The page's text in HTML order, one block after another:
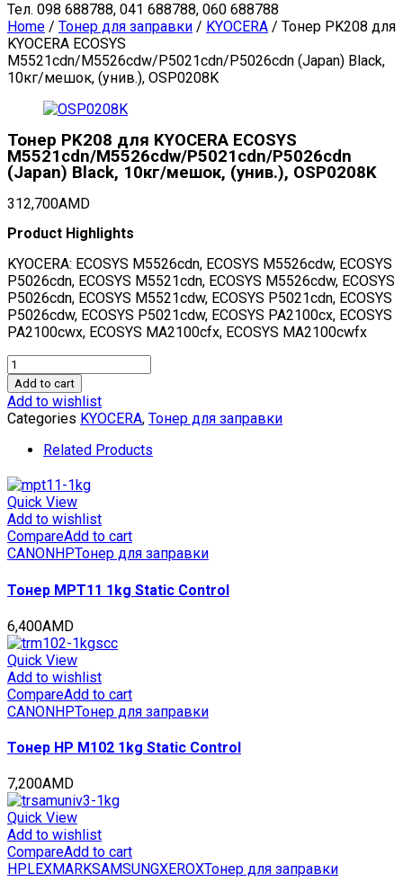
Тел. 098 688788, 041 688788, 060 688788
Home / Тонер для заправки / KYOCERA / Тонер PK208 для
KYOCERA ECOSYS
M5521cdn/M5526cdw/P5021cdn/P5026cdn (Japan) Black,
10кг/мешок, (унив.), OSP0208K
Тонер PK208 для KYOCERA ECOSYS
M5521cdn/M5526cdw/P5021cdn/P5026cdn
(Japan) Black, 10кг/мешок, (унив.), OSP0208K
312,700AMD
Product Highlights
KYOCERA: ECOSYS M5526cdn, ECOSYS M5526cdw, ECOSYS
P5026cdn, ECOSYS M5521cdn, ECOSYS M5526cdw, ECOSYS
P5026cdn, ECOSYS M5521cdw, ECOSYS P5021cdn, ECOSYS
P5026cdw, ECOSYS P5021cdw, ECOSYS PA2100cx, ECOSYS
PA2100cwx, ECOSYS MA2100cfx, ECOSYS MA2100cwfx
Тонер
PK208
для
KYOCERA
ECOSYS
M5521cdn/M5526cdw/P5021cdn/P5026cdn
Black,
10кг/
мешок,
(унив.),
OSP0208K
Add to cart
Add to wishlist
Categories KYOCERA, Тонер для заправки
Related Products
Quick View
Add to wishlist
CompareAdd to cart
CANON HPТонер для заправки
Тонер MPT11 1kg Static Control
6,400AMD
Quick View
Add to wishlist
CompareAdd to cart
CANONHPТонер для заправки
Тонер HP M102 1kg Static Control
7,200AMD
Quick View
Add to wishlist
CompareAdd to cart
HP LEXMARKSAMSUNGXEROXТонер для заправки